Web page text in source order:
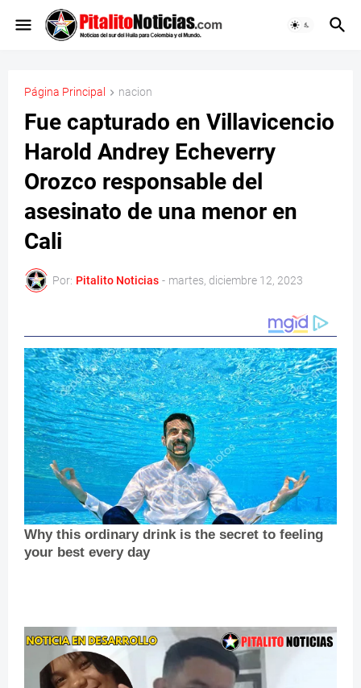
Página Principal nacion
Fue capturado en Villavicencio
Harold Andrey Echeverry
Orozco responsable del
asesinato de una menor en
Cali
Por: Pitalito Noticias - martes, diciembre 12, 2023